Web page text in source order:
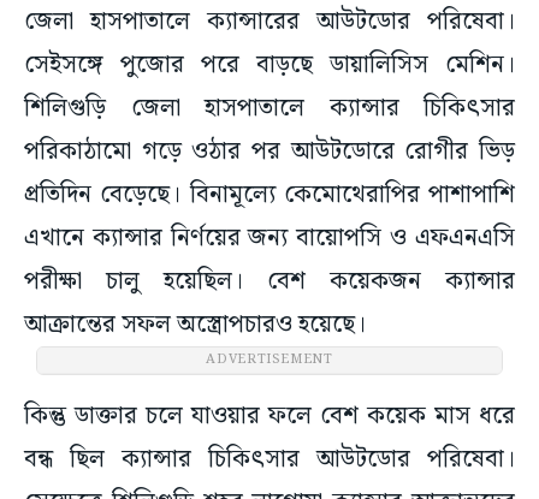
জেলা হাসপাতালে ক্যান্সারের আউটডোর পরিষেবা।
সেইসঙ্গে পুজোর পরে বাড়ছে ডায়ালিসিস মেশিন।
শিলিগুড়ি জেলা হাসপাতালে ক্যান্সার চিকিৎসার
পরিকাঠামো গড়ে ওঠার পর আউটডোরে রোগীর ভিড়
প্রতিদিন বেড়েছে। বিনামূল্যে কেমোথেরাপির পাশাপাশি
এখানে ক্যান্সার নির্ণয়ের জন্য বায়োপসি ও এফএনএসি
পরীক্ষা চালু হয়েছিল। বেশ কয়েকজন ক্যান্সার
আক্রান্তের সফল অস্ত্রোপচারও হয়েছে।
ADVERTISEMENT
কিন্তু ডাক্তার চলে যাওয়ার ফলে বেশ কয়েক মাস ধরে
বন্ধ ছিল ক্যান্সার চিকিৎসার আউটডোর পরিষেবা।